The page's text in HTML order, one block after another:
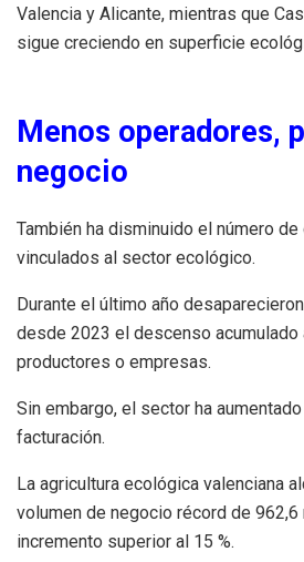
Valencia y Alicante, mientras que
sigue creciendo en superficie
Menos operadores,
negocio
También ha disminuido el número
vinculados al sector ecológico.
Durante el último año
desde 2023 el descenso acumulado
productores o empresas.
Sin embargo, el sector ha
facturación.
La agricultura ecológica valenciana
volumen de negocio récord de
incremento superior al 15 %.